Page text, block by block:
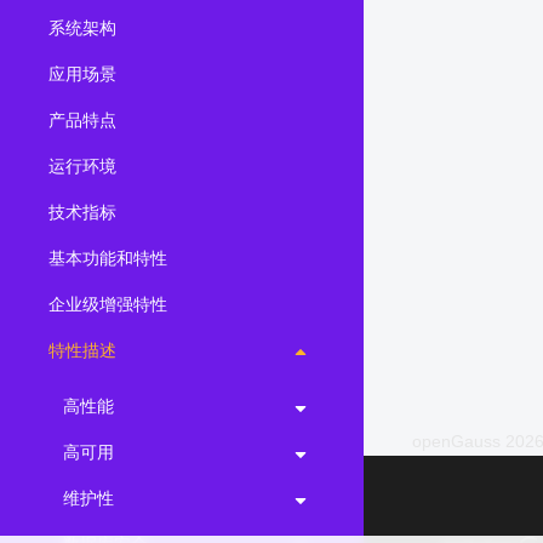
2.0.0 (LTS)
3.1.1 (EOM)
3.1.0 (EOM)
1.1.0 (EOM)
1.0.1 (EOM)
1.0.0 (EOM)
系统架构
应用场景
产品特点
运行环境
技术指标
基本功能和特性
企业级增强特性
特性描述
高性能
高可用
维护性